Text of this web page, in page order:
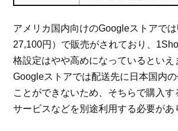
アメリカ国内向けのGoogleストアで
27,100円）で販売がされており、
格設定はやや高めになっているといえ
Googleストアでは配送先に日本国内
ことができないため、そちらで購入
サービスなどを別途利用する必要があ